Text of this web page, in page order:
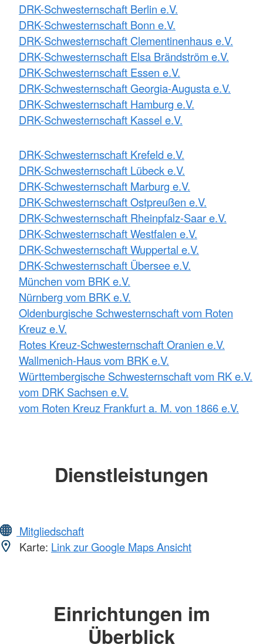
DRK-Schwesternschaft Berlin e.V.
DRK-Schwesternschaft Bonn e.V.
DRK-Schwesternschaft Clementinenhaus e.V.
DRK-Schwesternschaft Elsa Brändström e.V.
DRK-Schwesternschaft Essen e.V.
DRK-Schwesternschaft Georgia-Augusta e.V.
DRK-Schwesternschaft Hamburg e.V.
DRK-Schwesternschaft Kassel e.V.
DRK-Schwesternschaft Krefeld e.V.
DRK-Schwesternschaft Lübeck e.V.
DRK-Schwesternschaft Marburg e.V.
DRK-Schwesternschaft Ostpreußen e.V.
DRK-Schwesternschaft Rheinpfalz-Saar e.V.
DRK-Schwesternschaft Westfalen e.V.
DRK-Schwesternschaft Wuppertal e.V.
DRK-Schwesternschaft Übersee e.V.
München vom BRK e.V.
Nürnberg vom BRK e.V.
Oldenburgische Schwesternschaft vom Roten
Kreuz e.V.
Rotes Kreuz-Schwesternschaft Oranien e.V.
Wallmenich-Haus vom BRK e.V.
Württembergische Schwesternschaft vom RK e.V.
vom DRK Sachsen e.V.
vom Roten Kreuz Frankfurt a. M. von 1866 e.V.
Dienstleistungen
Mitgliedschaft
Karte: Link zur Google Maps Ansicht
Einrichtungen im
Überblick